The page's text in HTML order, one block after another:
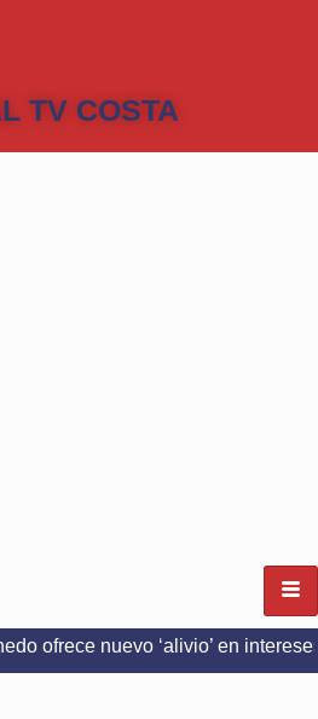
TV COSTA
nuevo ‘alivio’ en intereses del